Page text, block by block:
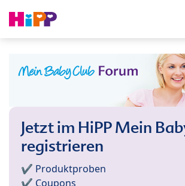
Jetzt im HiPP Mein
registrieren
✔️ Produktproben
✔️ Coupons